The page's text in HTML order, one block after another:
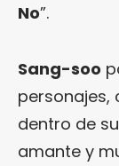
No”.
Sang-soo
personajes,
dentro de
amante y